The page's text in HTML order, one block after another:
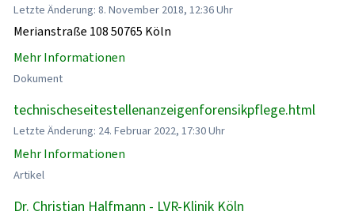
Letzte Änderung: 8. November 2018, 12:36 Uhr
Merianstraße 108 50765 Köln
Mehr Informationen
Dokument
technischeseitestellenanzeigenforensikpflege.html
Letzte Änderung: 24. Februar 2022, 17:30 Uhr
Mehr Informationen
Artikel
Dr. Christian Halfmann - LVR-Klinik Köln